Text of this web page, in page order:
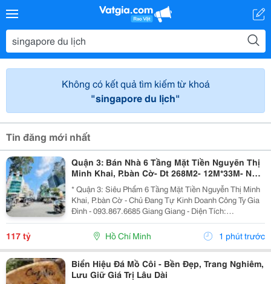
Không có kết quả tìm kiếm từ khoá
"singapore du lịch"
Tin đăng mới nhất
Quận 3: Bán Nhà 6 Tầng Mặt Tiền Nguyẽn Thị
Minh Khai, P.bàn Cờ- Dt 268M2- 12M*33M- Nhà
Thiết Kế Sân Siêu Rộng Để Xe- Khai Thác Giá
Trị Đa
* Quận 3: Siêu Phẩm 6 Tầng Mặt Tiền Nguyễn Thị Minh
Khai, P.bàn Cờ - Chủ Đang Tự Kinh Doanh Công Ty Gia
Đình - 093.867.6685 Giang Giang - Diện Tích:
140M2/268M2 - Ngang 4M Nở Hậu 12M * 33M. - Kết
Cấu: 6 Tầng - Sân Thượng - Thang Máy - Sẵn 1 Phòng...
117 tỷ Hồ Chí Minh 1 phút trước
Biển Hiệu Đá Mồ Côi - Bền Đẹp, Trang Nghiêm,
Lưu Giữ Giá Trị Lâu Dài